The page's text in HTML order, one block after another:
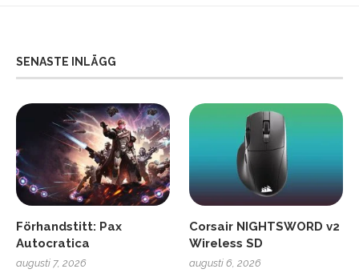
SENASTE INLÄGG
Förhandstitt: Pax
Autocratica
augusti 7, 2026
Corsair NIGHTSWORD v2
Wireless SD
augusti 6, 2026